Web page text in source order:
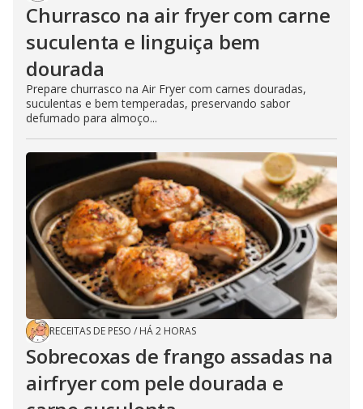
Churrasco na air fryer com carne
suculenta e linguiça bem
dourada
Prepare churrasco na Air Fryer com carnes douradas,
suculentas e bem temperadas, preservando sabor
defumado para almoço...
RECEITAS DE PESO / HÁ 2 HORAS
Sobrecoxas de frango assadas na
airfryer com pele dourada e